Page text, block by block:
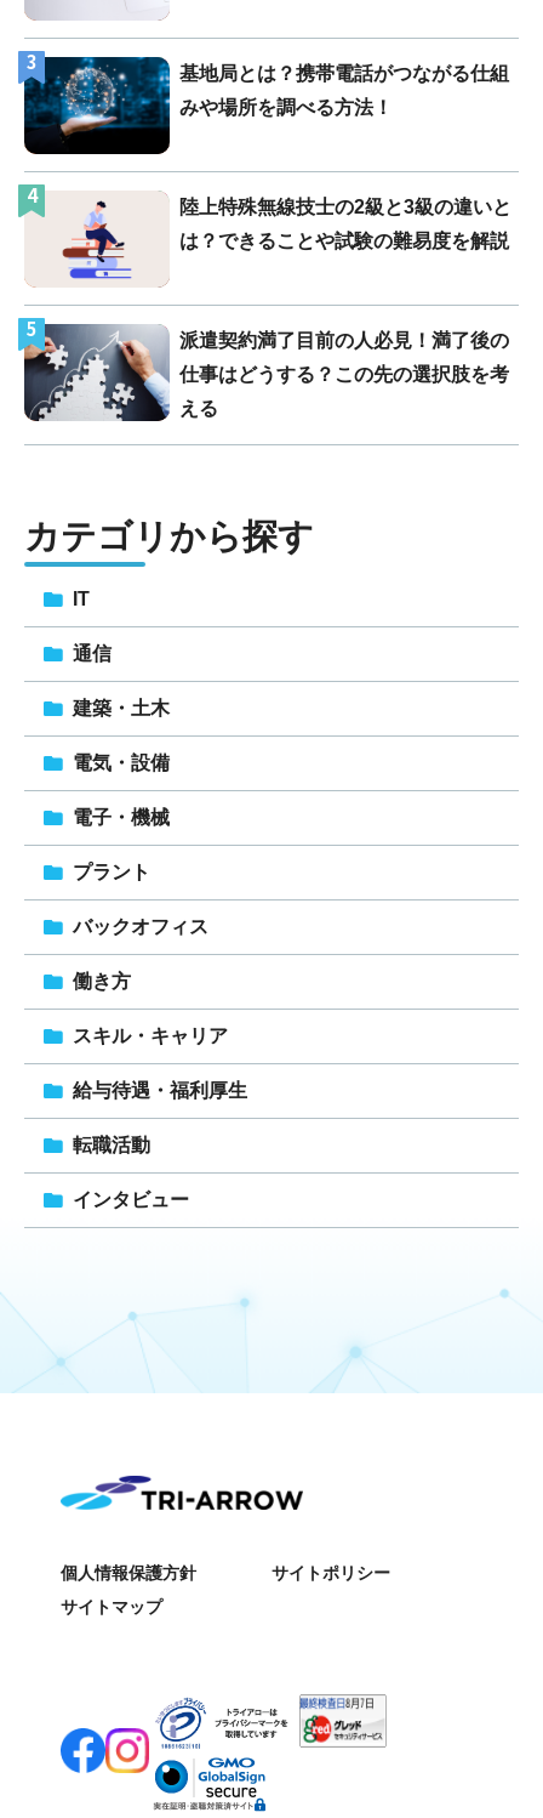
3
基地局とは？携帯電話がつながる仕組
みや場所を調べる方法！
4
陸上特殊無線技士の2級と3級の違いと
は？できることや試験の難易度を解説
5
派遣契約満了目前の人必見！満了後の
仕事はどうする？この先の選択肢を考
える
カテゴリから探す
IT
通信
建築・土木
電気・設備
電子・機械
プラント
バックオフィス
働き方
スキル・キャリア
給与待遇・福利厚生
転職活動
インタビュー
個人情報保護方針
サイトポリシー
サイトマップ